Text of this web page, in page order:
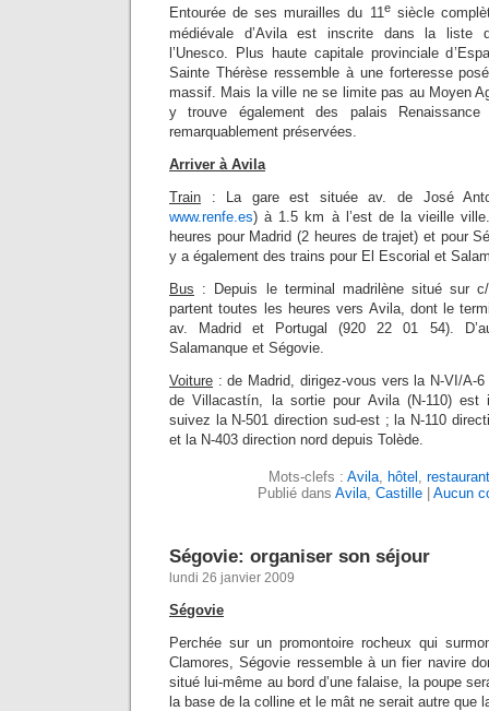
Entourée de ses murailles du 11esiècle
médiévale d’Avila est inscrite dans la liste
l’Unesco. Plus haute capitale provinciale
Sainte Thérèse ressemble à une forteresse
massif. Mais la ville ne se limite pas au Moyen
y trouve également des palais
remarquablement préservées.
Arriver à Avila
Train : La gare est située av. de José
www.renfe.es) à 1.5 km à l’est de la vieille
heures pour Madrid (2 heures de trajet) et pour
y a également des trains pour El Escorial et
Bus : Depuis le terminal madrilène situé sur
partent toutes les heures vers Avila, dont le
av. Madrid et Portugal (920 22 01 54).
Salamanque et Ségovie.
Voiture : de Madrid, dirigez-vous vers la N-VI/A-
de Villacastín, la sortie pour Avila (N-110) est
suivez la N-501 direction sud-est ; la N-110
et la N-403 direction nord depuis Tolède.
Mots-clefs : Avila, hôtel
restaurant
Publié dans Avila Castille Aucun
Ségovie: organiser son séjour
lundi 26 janvier 2009
Ségovie
Perchée sur un promontoire rocheux qui
Clamores, Ségovie ressemble à un fier navire
situé lui-même au bord d’une falaise, la poupe
la base de la colline et le mât ne serait autre que